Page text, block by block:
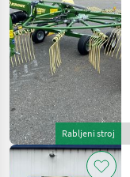
Rabljeni stroj